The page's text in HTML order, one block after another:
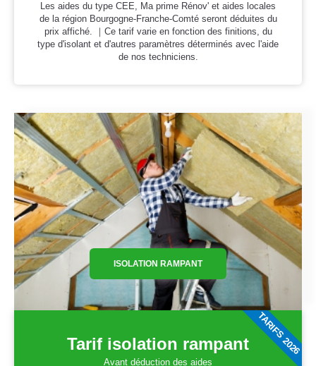
Les aides du type CEE, Ma prime Rénov' et aides locales
de la région Bourgogne-Franche-Comté seront déduites du
prix affiché. ｜Ce tarif varie en fonction des finitions, du
type d'isolant et d'autres paramètres déterminés avec l'aide
de nos techniciens.
ISOLATION RAMPANT
Tarif isolation rampant
Avant déduction des aides
TARIFS 2026